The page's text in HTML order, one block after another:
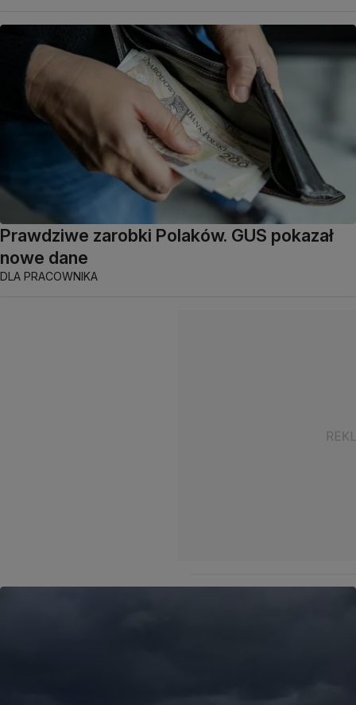
Prawdziwe zarobki Polaków. GUS pokazał
nowe dane
DLA PRACOWNIKA